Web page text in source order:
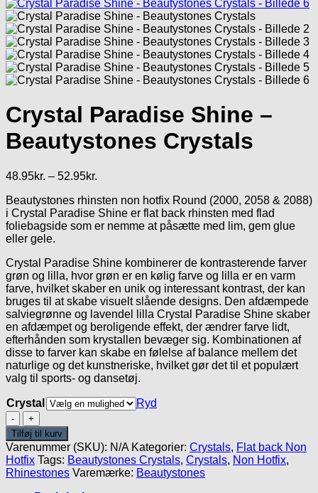
Crystal Paradise Shine –
Beautystones Crystals
48.95kr. – 52.95kr.
til
52.95kr.
Beautystones rhinsten non hotfix Round (2000, 2058 & 2088)
i Crystal Paradise Shine er flat back rhinsten med flad
foliebagside som er nemme at påsætte med lim, gem glue
eller gele.
Crystal Paradise Shine kombinerer de kontrasterende farver
grøn og lilla, hvor grøn er en kølig farve og lilla er en varm
farve, hvilket skaber en unik og interessant kontrast, der kan
bruges til at skabe visuelt slående designs. Den afdæmpede
salviegrønne og lavendel lilla Crystal Paradise Shine skaber
en afdæmpet og beroligende effekt, der ændrer farve lidt,
efterhånden som krystallen bevæger sig. Kombinationen af
disse to farver kan skabe en følelse af balance mellem det
naturlige og det kunstneriske, hvilket gør det til et populært
valg til sports- og dansetøj.
Crystal
Ryd
Crystal
Paradise
Shine
-
Beautystones
Crystals
Tilføj til kurv
Varenummer (SKU): N/A Kategorier: Crystals, Flat back Non
Hotfix Tags: Beautystones Crystals, Crystals, Non Hotfix,
Rhinestones Varemærke: Beautystones